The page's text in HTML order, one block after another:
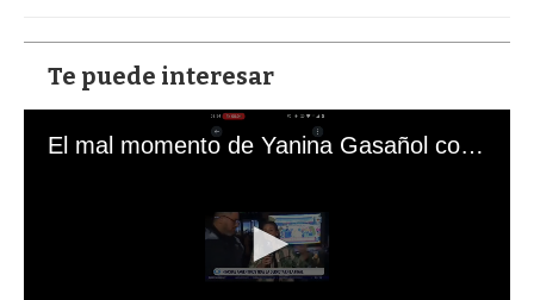
Te puede interesar
El mal momento de Yanina Gasañol con un hincha argentino en "Subrayado"